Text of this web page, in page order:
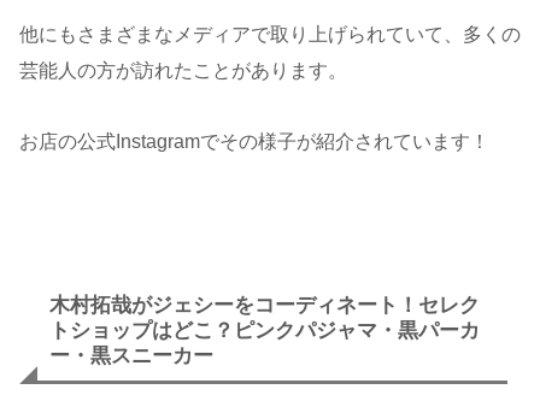
他にもさまざまなメディアで取り上げられていて、多くの
芸能人の方が訪れたことがあります。
お店の公式Instagramでその様子が紹介されています！
木村拓哉がジェシーをコーディネート！セレク
トショップはどこ？ピンクパジャマ・黒パーカ
ー・黒スニーカー